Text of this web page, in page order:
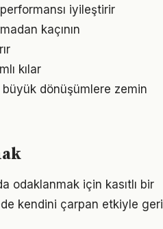
iyileştirir
kaçının
kılar
büyük dönüşümlere zemin
odaklanmak için kasıtlı bir
kendini çarpan etkiyle geri